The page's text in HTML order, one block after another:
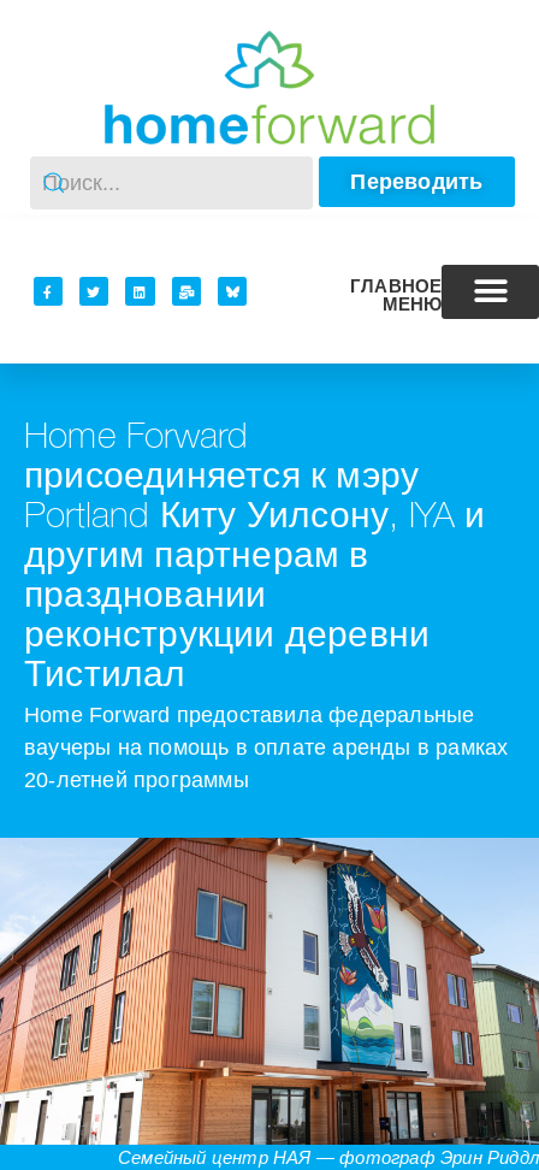
Переводить
ГЛАВНОЕ
МЕНЮ
Home Forward
присоединяется к мэру
Portland Киту Уилсону, IYA и
другим партнерам в
праздновании
реконструкции деревни
Тистилал
Home Forward предоставила федеральные
ваучеры на помощь в оплате аренды в рамках
20-летней программы
Семейный центр НАЯ — фотограф Эрин Риддл